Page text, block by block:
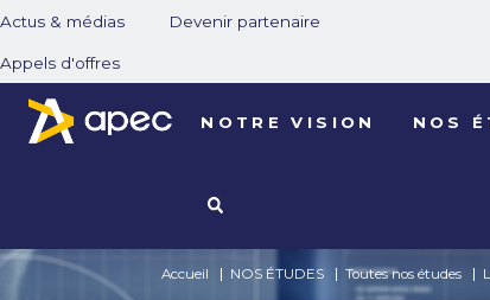
Actus & médias Devenir partenaire
Appels d'offres
NOTRE VISION NOS
Accueil NOS ÉTUDES Toutes nos études